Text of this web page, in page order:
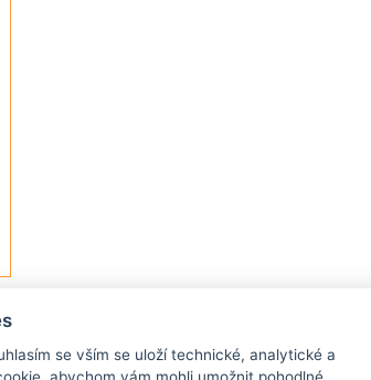
Reklama Podmínky používání Ochrana osobních údajů
se vším se uloží technické, analytické a